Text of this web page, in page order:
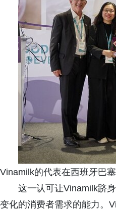
Vinamilk的代表在西班牙巴
这一认可让Vinamilk跻
变化的消费者需求的能力。